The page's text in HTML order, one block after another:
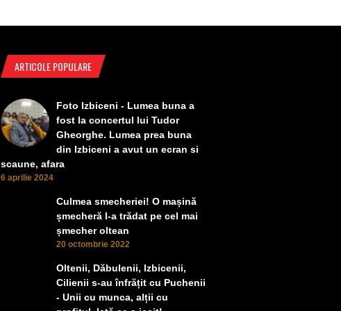
ARTICOLE POPULARE
Foto Izbiceni - Lumea buna a
fost la concertul lui Tudor
Gheorghe. Lumea prea buna
din Izbiceni a avut un ecran si
scaune, afara
6 aprilie 2024
Culmea smecheriei! O mașină
șmecheră l-a trădat pe cel mai
șmecher oltean
20 octombrie 2022
Oltenii, Dăbulenii, Izbicenii,
Cilienii s-au înfrățit cu Puchenii
- Unii cu munca, alții cu